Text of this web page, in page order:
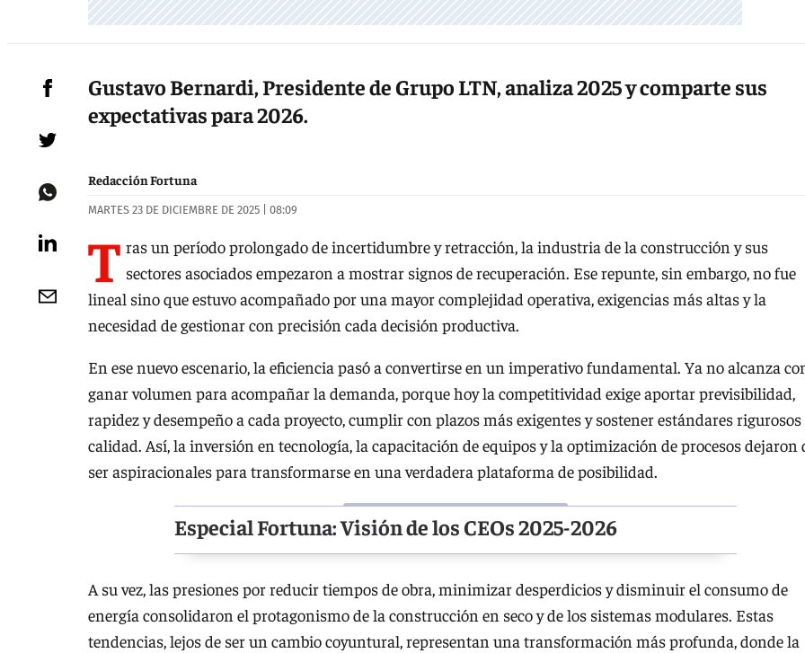
Gustavo Bernardi, Presidente de Grupo LTN, analiza 2025 y comparte sus
expectativas para 2026.
Redacción Fortuna
MARTES 23 DE DICIEMBRE DE 2025 | 08:09
T ras un período prolongado de incertidumbre y retracción, la industria de la construcción y sus
sectores asociados empezaron a mostrar signos de recuperación. Ese repunte, sin embargo, no fue
lineal sino que estuvo acompañado por una mayor complejidad operativa, exigencias más altas y la
necesidad de gestionar con precisión cada decisión productiva.
En ese nuevo escenario, la eficiencia pasó a convertirse en un imperativo fundamental. Ya no alcanza
ganar volumen para acompañar la demanda, porque hoy la competitividad exige aportar previsibilidad,
rapidez y desempeño a cada proyecto, cumplir con plazos más exigentes y sostener estándares rigurosos
calidad. Así, la inversión en tecnología, la capacitación de equipos y la optimización de procesos dejaron
ser aspiracionales para transformarse en una verdadera plataforma de posibilidad.
Especial Fortuna: Visión de los CEOs 2025-2026
A su vez, las presiones por reducir tiempos de obra, minimizar desperdicios y disminuir el consumo de
energía consolidaron el protagonismo de la construcción en seco y de los sistemas modulares. Estas
tendencias, lejos de ser un cambio coyuntural, representan una transformación más profunda, donde la